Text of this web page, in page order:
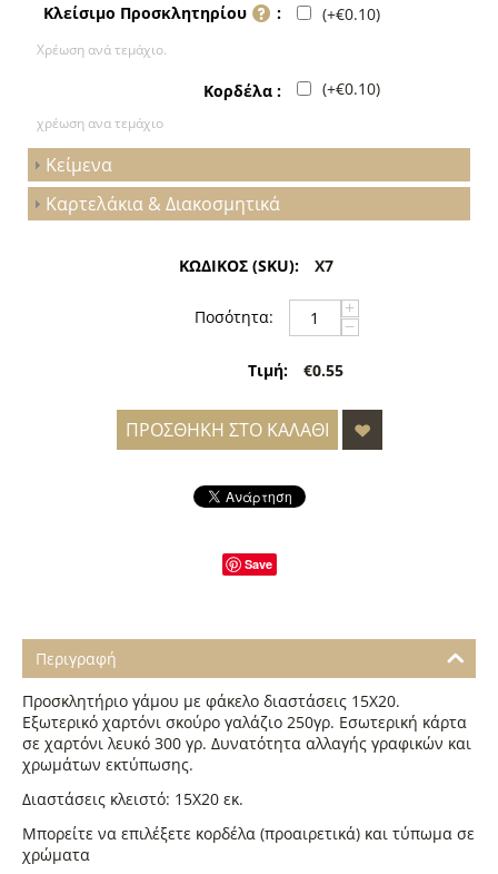
Κλείσιμο Προσκλητηρίου : (+€0.10)
Χρέωση ανά τεμάχιο.
Κορδέλα : (+€0.10)
χρέωση ανα τεμάχιο
Κείμενα
Καρτελάκια & Διακοσμητικά
ΚΩΔΙΚΟΣ (SKU): X7
Ποσότητα: +
−
Τιμή: €0.55
ΠΡΟΣΘΉΚΗ ΣΤΟ ΚΑΛΆΘΙ
Save
Περιγραφή
Προσκλητήριο γάμου με φάκελο διαστάσεις 15Χ20.
Εξωτερικό χαρτόνι σκούρο γαλάζιο 250γρ. Εσωτερική κάρτα
σε χαρτόνι λευκό 300 γρ. Δυνατότητα αλλαγής γραφικών και
χρωμάτων εκτύπωσης.
Διαστάσεις κλειστό: 15Χ20 εκ.
Μπορείτε να επιλέξετε κορδέλα (προαιρετικά) και τύπωμα σε
χρώματα